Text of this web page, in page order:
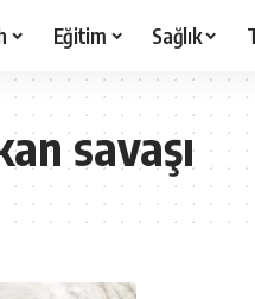
Eğitim Sağlık
savaşı